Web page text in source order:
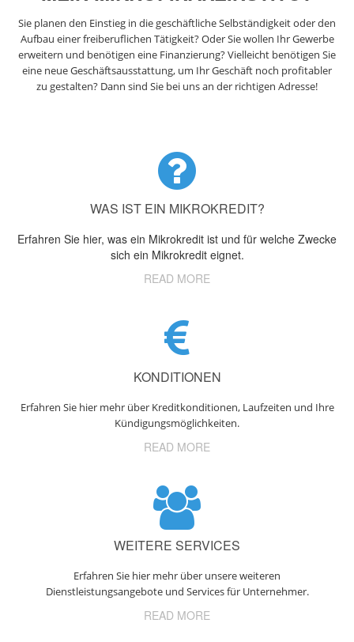
Sie planen den Einstieg in die geschäftliche Selbständigkeit oder den
Aufbau einer freiberuflichen Tätigkeit? Oder Sie wollen Ihr Gewerbe
erweitern und benötigen eine Finanzierung? Vielleicht benötigen Sie
eine neue Geschäftsausstattung, um Ihr Geschäft noch profitabler
zu gestalten? Dann sind Sie bei uns an der richtigen Adresse!
WAS IST EIN MIKROKREDIT?
Erfahren Sie hier, was ein Mikrokredit ist und für welche Zwecke
sich ein Mikrokredit eignet.
READ MORE
KONDITIONEN
Erfahren Sie hier mehr über Kreditkonditionen, Laufzeiten und Ihre
Kündigungsmöglichkeiten.
READ MORE
WEITERE SERVICES
Erfahren Sie hier mehr über unsere weiteren
Dienstleistungsangebote und Services für Unternehmer.
READ MORE